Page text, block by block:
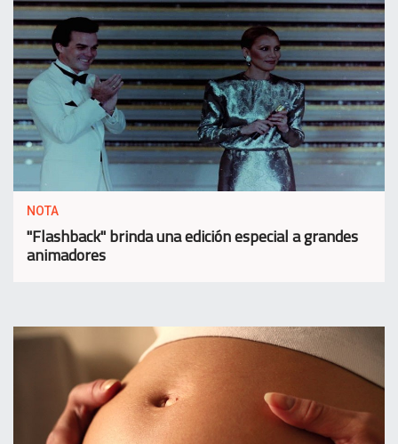
NOTA
"Flashback" brinda una edición especial a grandes
animadores